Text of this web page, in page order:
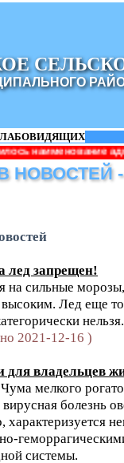
НОВОСТЕЙ
лед запрещен!
на сильные
высоким. Лед еще
нельзя.
2021-12-16 )
для владельцев
мелкого
болезнь
характеризуется
системы.